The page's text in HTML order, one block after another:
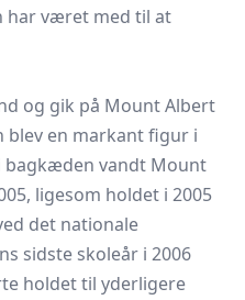
har været med til at
og gik på Mount Albert
blev en markant figur i
bagkæden vandt Mount
ligesom holdet i 2005
det nationale
sidste skoleår i 2006
holdet til yderligere